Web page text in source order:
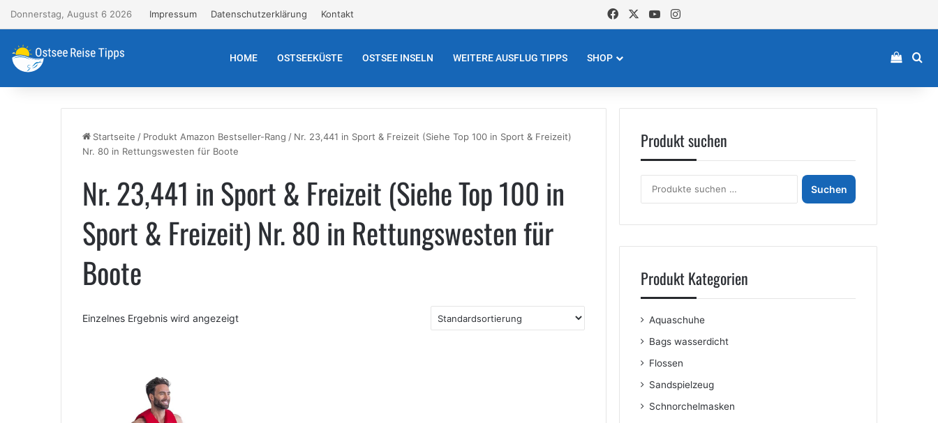
Donnerstag, August 6 2026 Impressum Datenschutzerklärung Kontakt FacebookYouTubeInstagram
HOME OSTSEEKÜSTE OSTSEE INSELN WEITERE AUSFLUG TIPPS SHOP
Startseite / Produkt Amazon Bestseller-Rang / Nr. 23,441 in Sport & Freizeit (Siehe Top 100 in Sport & Freizeit)
Nr. 80 in Rettungswesten für Boote
Nr. 23,441 in Sport & Freizeit (Siehe Top 100 in
Sport & Freizeit) Nr. 80 in Rettungswesten für
Boote
Einzelnes Ergebnis wird angezeigt
Produkt suchen
nach:
Suchen
Produkt Kategorien
Aquaschuhe
Bags wasserdicht
Flossen
Sandspielzeug
Schnorchelmasken